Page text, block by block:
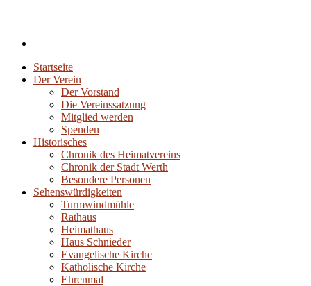
Startseite
Der Verein
Der Vorstand
Die Vereinssatzung
Mitglied werden
Spenden
Historisches
Chronik des Heimatvereins
Chronik der Stadt Werth
Besondere Personen
Sehenswürdigkeiten
Turmwindmühle
Rathaus
Heimathaus
Haus Schnieder
Evangelische Kirche
Katholische Kirche
Ehrenmal